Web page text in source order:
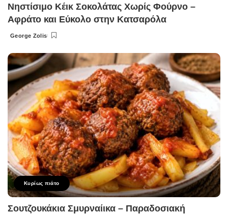
Νηστίσιμο Κέικ Σοκολάτας Χωρίς Φούρνο –
Αφράτο και Εύκολο στην Κατσαρόλα
Posted
George Zolis
Κυρίως πιάτο
Σουτζουκάκια Σμυρναίικα – Παραδοσιακή